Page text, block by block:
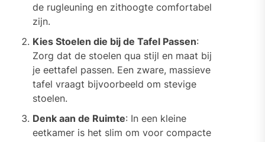
de rugleuning en zithoogte comfortabel
zijn.
Kies Stoelen die bij de Tafel Passen:
Zorg dat de stoelen qua stijl en maat bij
je eettafel passen. Een zware, massieve
tafel vraagt bijvoorbeeld om stevige
stoelen.
Denk aan de Ruimte: In een kleine
eetkamer is het slim om voor compacte